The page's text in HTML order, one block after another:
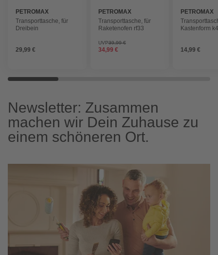
PETROMAX
Transporttasche, für
Dreibein
29,99 €
PETROMAX
Transporttasche, für
Raketenofen rf33
UVP39,99 €
34,99 €
PETROMAX
Kastenform
14,99 €
Newsletter: Zusammen
machen wir Dein Zuhause zu
einem schöneren Ort.